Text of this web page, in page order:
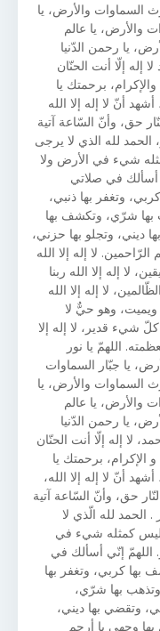
السماوات والأرض، يا
والأرض، يا عالم
يا رحمن الدّنيا
إله إلّا أنت الحنّان
برحمتك يا
أنّ لا إله إلا الله
حق، وأنّ السّاعة آتية
الحمد لله الذي لا يرجى
شيء في الأرض ولا
أسألك في صلاتي
وتغفر بها ذنبي،
بها شرّي، وتكشف بها
وتجلو بها حزني،
لا إله إلا الله
لا إله إلا الله ربنا
لا إله إلا الله
ويميت، وهو حيٌّ لا
شيء قدير، لا إله إلا
اللهمّ يا نور
يا جبّار السماوات
السماوات والأرض، يا
والأرض، يا عالم
يا رحمن الدّنيا
لا إله إلّا أنت الحنّان
الإكرام، برحمتك يا
أنّ لا إله إلا الله،
حق، وأنّ السّاعة آتية
الحمد لله الّذي لا
ليس كمثله شيء في
اللهمّ إنّي أسألك في
بها كربي، وتغفر بها
وتذهب بها شرّي،
وتقضي بها ديني،
وجهي يا أرحم